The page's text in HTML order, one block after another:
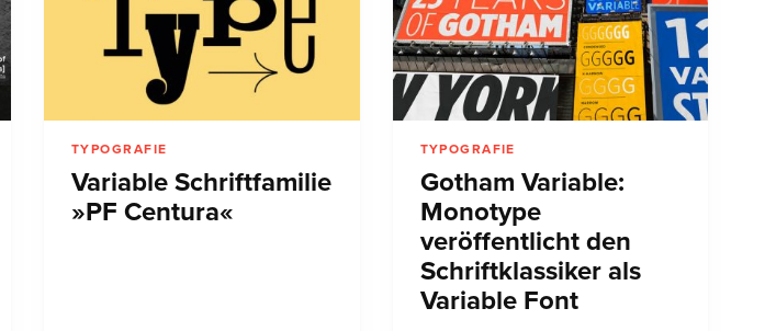
TYPOGRAFIE
Variable Schriftfamilie
»PF Centura«
TYPOGRAFIE
Gotham Variable:
Monotype
veröffentlicht den
Schriftklassiker als
Variable Font